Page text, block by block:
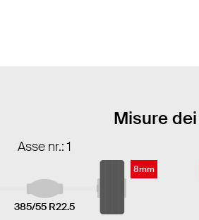
Misure
Asse nr.: 1
385/55 R22.5
8mm